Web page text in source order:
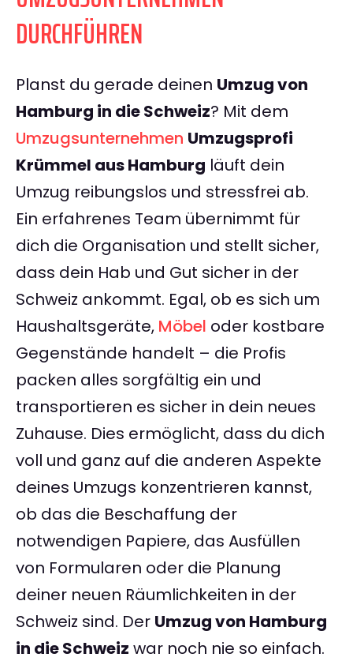
DURCHFÜHREN
Planst du gerade deinen Umzug von
Hamburg in die Schweiz? Mit dem
Umzugsunternehmen Umzugsprofi
Krümmel aus Hamburg läuft dein
Umzug reibungslos und stressfrei ab.
Ein erfahrenes Team übernimmt für
dich die Organisation und stellt sicher,
dass dein Hab und Gut sicher in der
Schweiz ankommt. Egal, ob es sich um
Haushaltsgeräte, Möbel oder kostbare
Gegenstände handelt – die Profis
packen alles sorgfältig ein und
transportieren es sicher in dein neues
Zuhause. Dies ermöglicht, dass du dich
voll und ganz auf die anderen Aspekte
deines Umzugs konzentrieren kannst,
ob das die Beschaffung der
notwendigen Papiere, das Ausfüllen
von Formularen oder die Planung
deiner neuen Räumlichkeiten in der
Schweiz sind. Der Umzug von Hamburg
in die Schweiz war noch nie so einfach.